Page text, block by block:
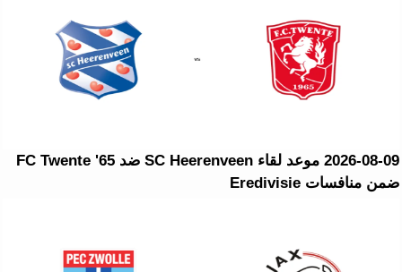
2026-08-09 موعد لقاء SC Heerenveen ضد FC Twente '65
ضمن منافسات Eredivisie